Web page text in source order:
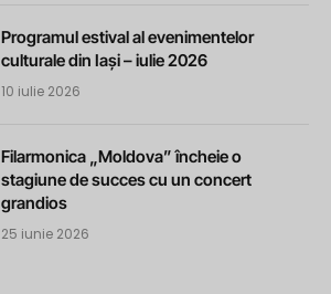
Programul estival al evenimentelor
culturale din Iași – iulie 2026
10 iulie 2026
Filarmonica „Moldova” încheie o
stagiune de succes cu un concert
grandios
25 iunie 2026